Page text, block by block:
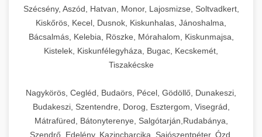
Szécsény, Aszód, Hatvan, Monor, Lajosmizse, Soltvadkert,
Kiskőrös, Kecel, Dusnok, Kiskunhalas, Jánoshalma,
Bácsalmás, Kelebia, Röszke, Mórahalom, Kiskunmajsa,
Kistelek, Kiskunfélegyháza, Bugac, Kecskemét,
Tiszakécske
Nagykörös, Cegléd, Budaörs, Pécel, Gödöllő, Dunakeszi,
Budakeszi, Szentendre, Dorog, Esztergom, Visegrád,
Mátrafüred, Bátonyterenye, Salgótarján,Rudabánya,
Szendrő, Edelény, Kazincbarcika, Sajószentpéter, Ózd,